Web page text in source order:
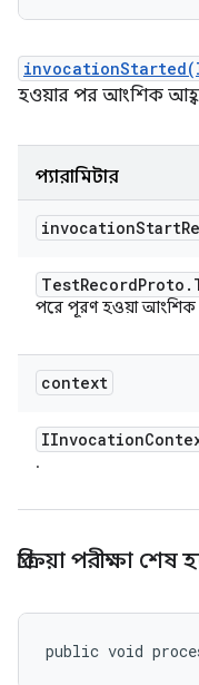
হওয়ার পর আংশিক
প্যারামিটার
invocationStart
TestRecordProto .
পরে পূরণ হওয়া আংশিক
context
IInvocation
.
প্রক্রিয়া পরীক্ষা শেষ
public void